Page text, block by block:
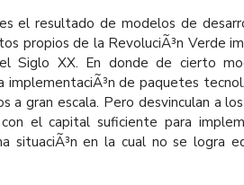
el resultado de modelos de
propios de la RevoluciÃ³n Verde
Siglo XX. En donde de cierto
de paquetes
a gran escala. Pero desvinculan a
el capital suficiente para
situaciÃ³n en la cual no se logra